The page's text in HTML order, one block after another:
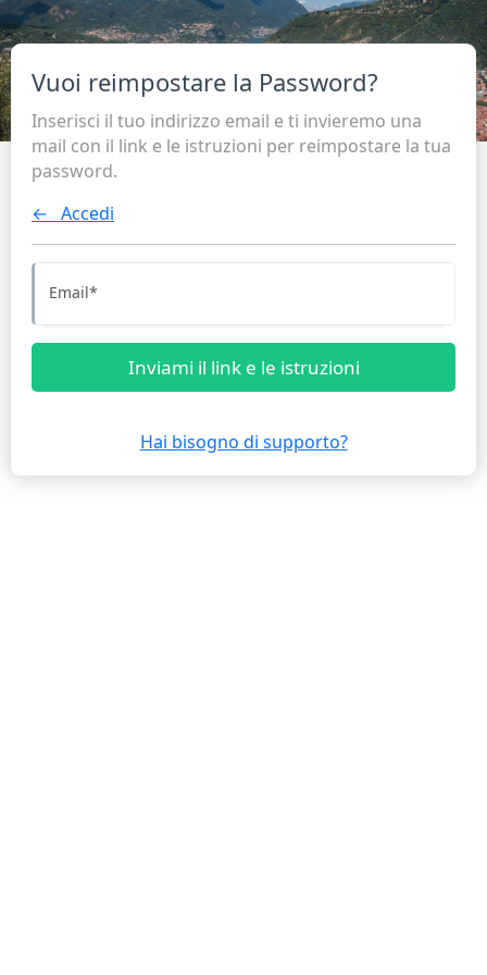
Vuoi reimpostare la Password?
Inserisci il tuo indirizzo email e ti invieremo una
mail con il link e le istruzioni per reimpostare la tua
password.
← Accedi
Email*
Inviami il link e le istruzioni
Hai bisogno di supporto?